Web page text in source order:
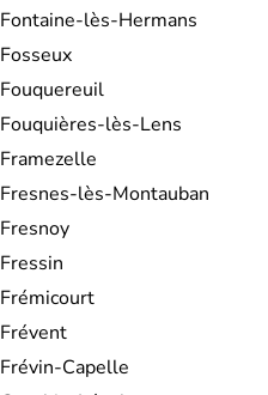
Fontaine-lès-Hermans
Fosseux
Fouquereuil
Fouquières-lès-Lens
Framezelle
Fresnes-lès-Montauban
Fresnoy
Fressin
Frémicourt
Frévent
Frévin-Capelle